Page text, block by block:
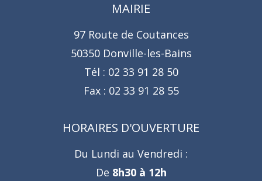
MAIRIE
97 Route de Coutances
50350 Donville-les-Bains
Tél : 02 33 91 28 50
Fax : 02 33 91 28 55
HORAIRES D'OUVERTURE
Du Lundi au Vendredi :
De 8h30 à 12h